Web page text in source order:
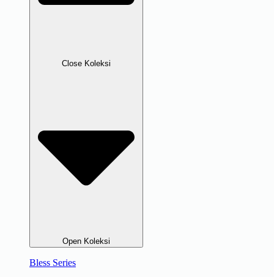
Close Koleksi
Open Koleksi
Bless Series